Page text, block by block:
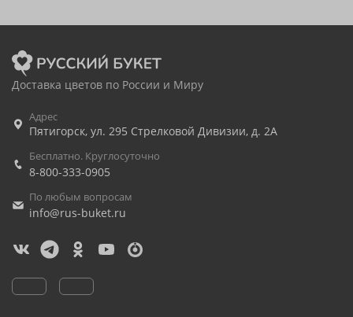
Доставка цветов по России и Миру
Адрес
Пятигорск, ул. 295 Стрелковой Дивизии, д. 2А
Бесплатно. Круглосуточно
8-800-333-0905
По любым вопросам
info@rus-buket.ru